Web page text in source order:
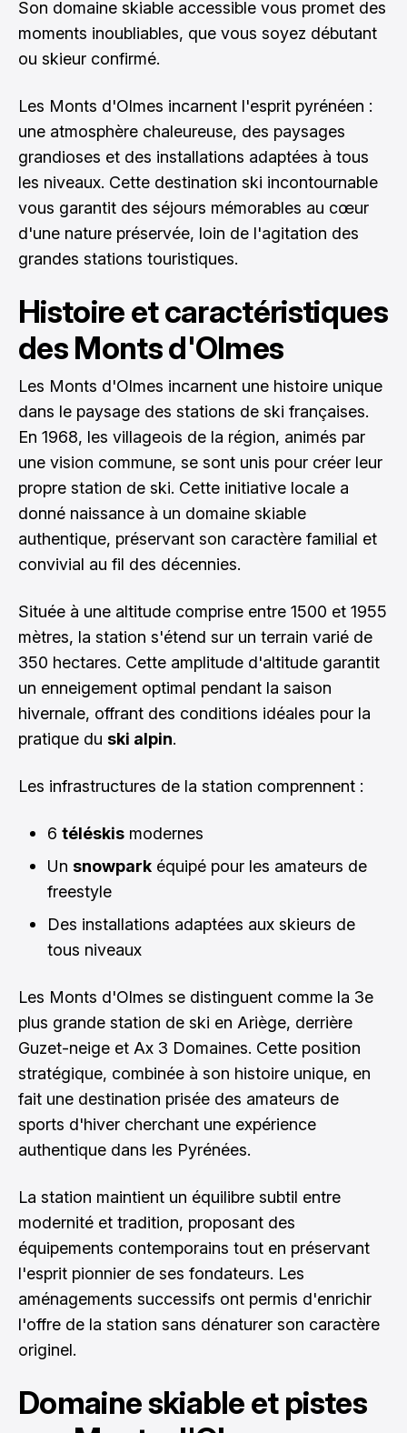
Son domaine skiable accessible vous promet des
moments inoubliables, que vous soyez débutant
ou skieur confirmé.
Les Monts d'Olmes incarnent l'esprit pyrénéen :
une atmosphère chaleureuse, des paysages
grandioses et des installations adaptées à tous
les niveaux. Cette destination ski incontournable
vous garantit des séjours mémorables au cœur
d'une nature préservée, loin de l'agitation des
grandes stations touristiques.
Histoire et caractéristiques
des Monts d'Olmes
Les Monts d'Olmes incarnent une histoire unique
dans le paysage des stations de ski françaises.
En 1968, les villageois de la région, animés par
une vision commune, se sont unis pour créer leur
propre station de ski. Cette initiative locale a
donné naissance à un domaine skiable
authentique, préservant son caractère familial et
convivial au fil des décennies.
Située à une altitude comprise entre 1500 et 1955
mètres, la station s'étend sur un terrain varié de
350 hectares. Cette amplitude d'altitude garantit
un enneigement optimal pendant la saison
hivernale, offrant des conditions idéales pour la
pratique du ski alpin.
Les infrastructures de la station comprennent :
6 téléskis modernes
Un snowpark équipé pour les amateurs de
freestyle
Des installations adaptées aux skieurs de
tous niveaux
Les Monts d'Olmes se distinguent comme la 3e
plus grande station de ski en Ariège, derrière
Guzet-neige et Ax 3 Domaines. Cette position
stratégique, combinée à son histoire unique, en
fait une destination prisée des amateurs de
sports d'hiver cherchant une expérience
authentique dans les Pyrénées.
La station maintient un équilibre subtil entre
modernité et tradition, proposant des
équipements contemporains tout en préservant
l'esprit pionnier de ses fondateurs. Les
aménagements successifs ont permis d'enrichir
l'offre de la station sans dénaturer son caractère
originel.
Domaine skiable et pistes